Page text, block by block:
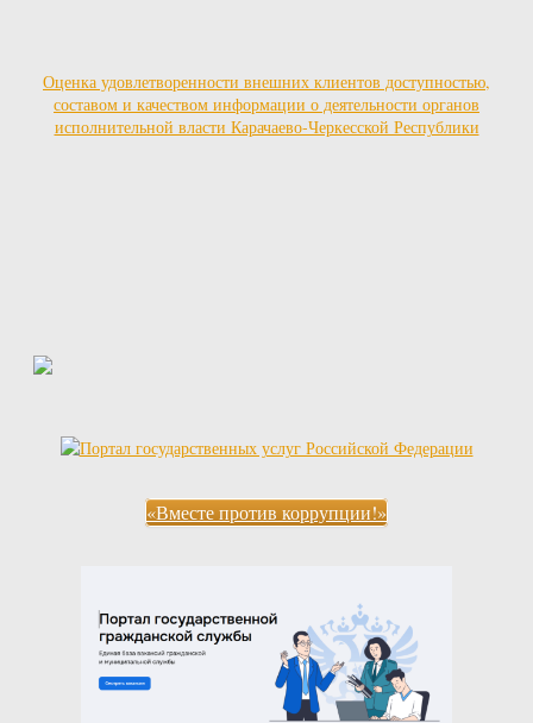
Оценка удовлетворенности внешних клиентов доступностью,
составом и качеством информации о деятельности органов
исполнительной власти Карачаево-Черкесской Республики
«Вместе против коррупции!»